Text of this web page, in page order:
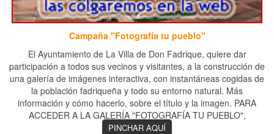
Campaña "Fotografía tu pueblo"
El Ayuntamiento de La Villa de Don Fadrique, quiere dar
participación a todos sus vecinos y visitantes, a la construcción de
una galería de imágenes interactiva, con instantáneas cogidas de
la población fadriqueña y todo su entorno natural. Más
información y cómo hacerlo, sobre el título y la imagen. PARA
ACCEDER A LA GALERÍA "FOTOGRAFÍA TU PUEBLO",
PINCHAR AQUÍ